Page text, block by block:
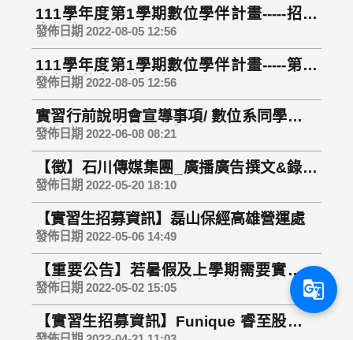
111學年度第1學期數位學伴計畫-----招募
大學伴開跑！
發佈日期 2022-08-05 12:56
111學年度第1學期數位學伴計畫-----第二
階段招募大學伴開跑！
發佈日期 2022-08-05 12:56
實習行前說明會宣導事項/ 數位系同學若需
參與實習，請務必參與！
發佈日期 2022-06-08 08:21
【徵】石川傳媒集團_廣播廣告撰文&錄製
高手
發佈日期 2022-05-20 18:10
【實習生招募資訊】磊山保經高雄營運處
發佈日期 2022-05-06 14:49
【重要公告】若暑假及上學期需要實習的
學生，請於5/27以前繳交資料，逾期不受
理
發佈日期 2022-05-02 15:05
【實習生招募資訊】Funique 睿至股份有
g_translate